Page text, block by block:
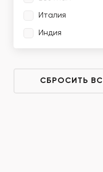
Италия
Индия
СБРОСИТЬ